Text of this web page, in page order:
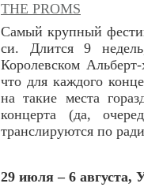
THE PROMS
Самый крупный
си. Длится 9
Королевском
что для каждого
на такие места
концерта (да,
транслируются по
29 июля – 6 августа,